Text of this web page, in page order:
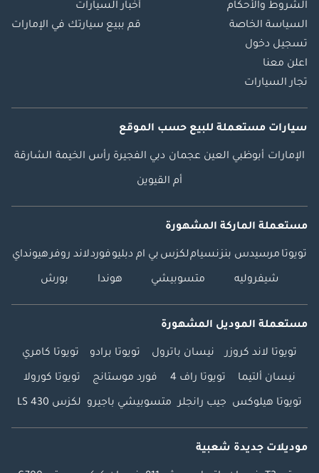
الشروط والأحكام
السياسة الخاصة
تسجيل دخول
اعلن معنا
تجار السيارات
أخبار السيارات
قم ببيع سيارتك في الإمارات
سيارات مستعملة للبيع حسب الموقع
الإمارات أبوظبي العين عجمان دبي الفجيرة رأس الخيمة الشارقة
أم القيوين
مستعملة الماركة المشهورة
تويوتا مرسيدس بنزنسياملكزس بي ام دبليوفوردلاند روفرهيونداي
شيفروليه متسوبيشي هوندا بورش
مستعملة الموديل المشهورة
تويوتا لاند كروزر نيسان باترول تويوتا برادو تويوتا كامري
نيسان ألتيما تويوتا راف 4 فورد موستانج تويوتا كورولا
تويوتا هيلوكس جيب رانجلر متسوبيشي باجيرو لكزس LS 430
موديلات جديدة شعبية